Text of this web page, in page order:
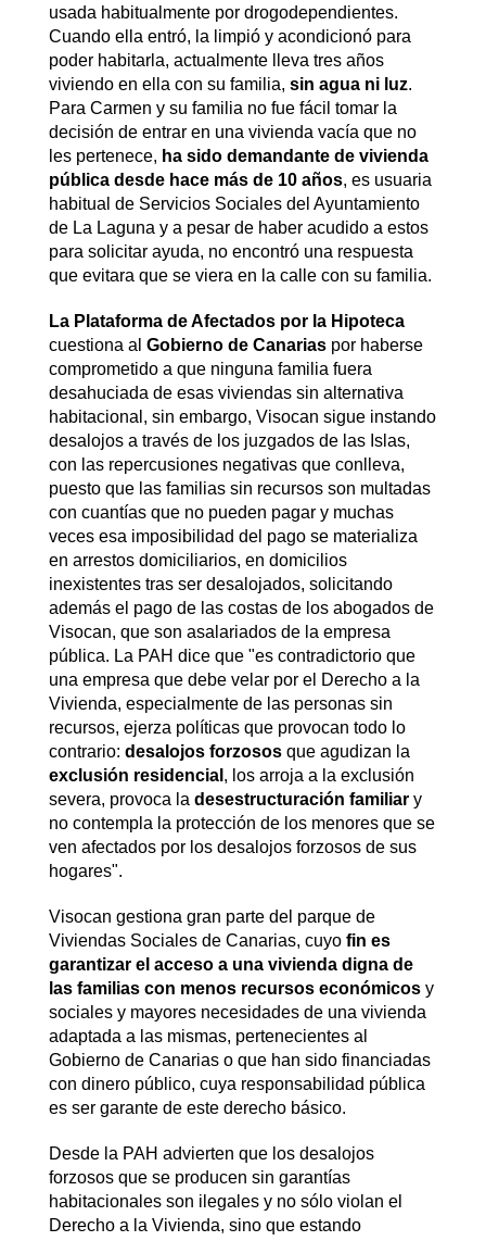
usada habitualmente por drogodependientes.
Cuando ella entró, la limpió y acondicionó para
poder habitarla, actualmente lleva tres años
viviendo en ella con su familia, sin agua ni luz.
Para Carmen y su familia no fue fácil tomar la
decisión de entrar en una vivienda vacía que no
les pertenece, ha sido demandante de vivienda
pública desde hace más de 10 años, es usuaria
habitual de Servicios Sociales del Ayuntamiento
de La Laguna y a pesar de haber acudido a estos
para solicitar ayuda, no encontró una respuesta
que evitara que se viera en la calle con su familia.
La Plataforma de Afectados por la Hipoteca
cuestiona al Gobierno de Canariaspor haberse
comprometido a que ninguna familia fuera
desahuciada de esas viviendas sin alternativa
habitacional, sin embargo, Visocan sigue instando
desalojos a través de los juzgados de las Islas,
con las repercusiones negativas que conlleva,
puesto que las familias sin recursos son multadas
con cuantías que no pueden pagar y muchas
veces esa imposibilidad del pago se materializa
en arrestos domiciliarios, en domicilios
inexistentes tras ser desalojados, solicitando
además el pago de las costas de los abogados de
Visocan, que son asalariados de la empresa
pública. La PAH dice que "es contradictorio que
una empresa que debe velar por el Derecho a la
Vivienda, especialmente de las personas sin
recursos, ejerza políticas que provocan todo lo
contrario: desalojos forzosos que agudizan la
exclusión residencial , los arroja a la exclusión
severa, provoca la desestructuración familiar y
no contempla la protección de los menores que se
ven afectados por los desalojos forzosos de sus
hogares".
Visocan gestiona gran parte del parque de
Viviendas Sociales de Canarias, cuyo fin es
garantizar el acceso a una vivienda digna de
las familias con menos recursos económicos y
sociales y mayores necesidades de una vivienda
adaptada a las mismas, pertenecientes al
Gobierno de Canarias o que han sido financiadas
con dinero público, cuya responsabilidad pública
es ser garante de este derecho básico.
Desde la PAH advierten que los desalojos
forzosos que se producen sin garantías
habitacionales son ilegales y no sólo violan el
Derecho a la Vivienda, sino que estando